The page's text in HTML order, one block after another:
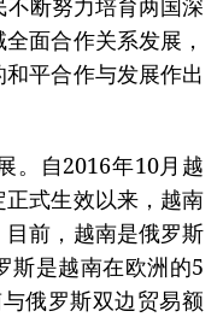
断努力培育两国深
面合作关系发展，
平合作与发展作出
。自2016年10月越
式生效以来，越南
前，越南是俄罗斯
斯是越南在欧洲的5
俄罗斯双边贸易额